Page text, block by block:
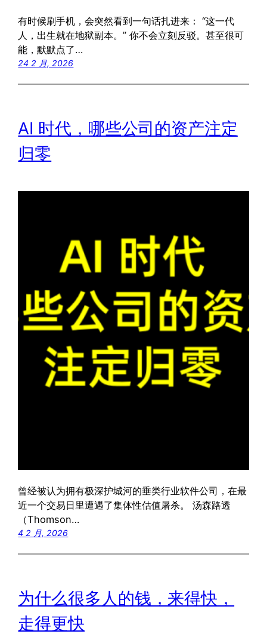
有时候刷手机，会突然看到一句话扎进来： “这一代
人，出生就在地狱副本。” 你不会立刻反驳。甚至很可
能，默默点了…
24 2 月, 2026
AI 时代，哪些公司的资产注定
归零
曾经被认为拥有极深护城河的垂类行业软件公司，在最
近一个交易日里遭遇了集体性估值屠杀。 汤森路透
（Thomson…
4 2 月, 2026
为什么很多人的钱，来得快，
走得更快